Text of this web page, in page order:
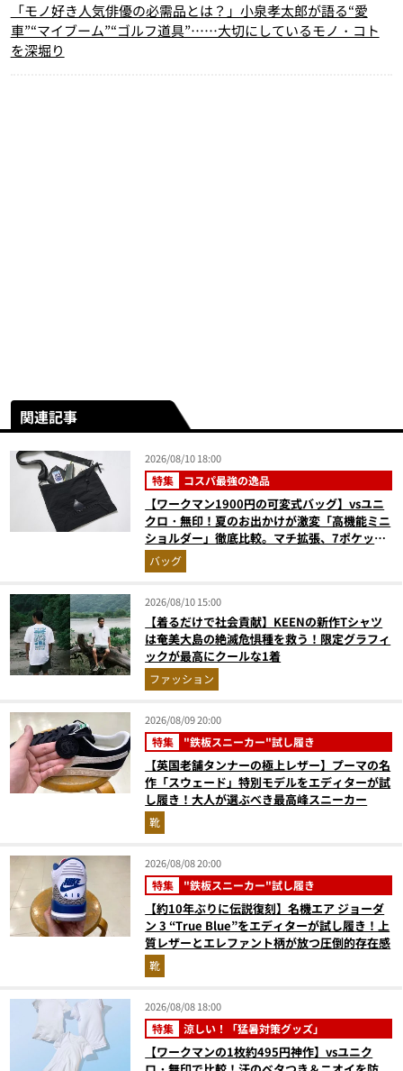
「モノ好き人気俳優の必需品とは？」小泉孝太郎が語る“愛
車”“マイブーム”“ゴルフ道具”……大切にしているモノ・コト
を深堀り
関連記事
2026/08/10 18:00
特集 コスパ最強の逸品
【ワークマン1900円の可変式バッグ】vsユニ
クロ・無印！夏のお出かけが激変「高機能ミニ
ショルダー」徹底比較。マチ拡張、7ポケッ
ト、3WAYの傑作揃い
バッグ
2026/08/10 15:00
【着るだけで社会貢献】KEENの新作Tシャツ
は奄美大島の絶滅危惧種を救う！限定グラフィ
ックが最高にクールな1着
ファッション
2026/08/09 20:00
特集 "鉄板スニーカー"試し履き
【英国老舗タンナーの極上レザー】プーマの名
作「スウェード」特別モデルをエディターが試
し履き！大人が選ぶべき最高峰スニーカー
靴
2026/08/08 20:00
特集 "鉄板スニーカー"試し履き
【約10年ぶりに伝説復刻】名機エア ジョーダ
ン 3 “True Blue”をエディターが試し履き！上
質レザーとエレファント柄が放つ圧倒的存在感
靴
2026/08/08 18:00
特集 涼しい！「猛暑対策グッズ」
【ワークマンの1枚約495円神作】vsユニク